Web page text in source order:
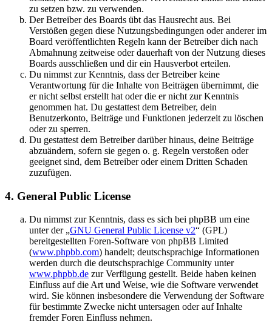
zu setzen bzw. zu verwenden.
Der Betreiber des Boards übt das Hausrecht aus. Bei
Verstößen gegen diese Nutzungsbedingungen oder anderer im
Board veröffentlichten Regeln kann der Betreiber dich nach
Abmahnung zeitweise oder dauerhaft von der Nutzung dieses
Boards ausschließen und dir ein Hausverbot erteilen.
Du nimmst zur Kenntnis, dass der Betreiber keine
Verantwortung für die Inhalte von Beiträgen übernimmt, die
er nicht selbst erstellt hat oder die er nicht zur Kenntnis
genommen hat. Du gestattest dem Betreiber, dein
Benutzerkonto, Beiträge und Funktionen jederzeit zu löschen
oder zu sperren.
Du gestattest dem Betreiber darüber hinaus, deine Beiträge
abzuändern, sofern sie gegen o. g. Regeln verstoßen oder
geeignet sind, dem Betreiber oder einem Dritten Schaden
zuzufügen.
4. General Public License
Du nimmst zur Kenntnis, dass es sich bei phpBB um eine
unter der „GNU General Public License v2“ (GPL)
bereitgestellten Foren-Software von phpBB Limited
(www.phpbb.com) handelt; deutschsprachige Informationen
werden durch die deutschsprachige Community unter
www.phpbb.de zur Verfügung gestellt. Beide haben keinen
Einfluss auf die Art und Weise, wie die Software verwendet
wird. Sie können insbesondere die Verwendung der Software
für bestimmte Zwecke nicht untersagen oder auf Inhalte
fremder Foren Einfluss nehmen.